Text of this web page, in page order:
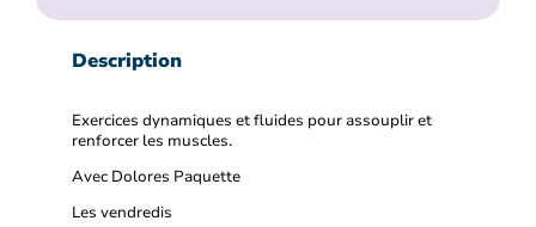
Description
Exercices dynamiques et fluides pour assouplir et
renforcer les muscles.
Avec Dolores Paquette
Les vendredis